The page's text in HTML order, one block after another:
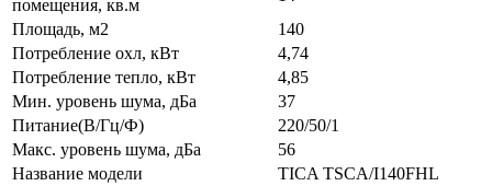
помещения, кв.м
Площадь, м2
140
Потребление охл, кВт
4,74
Потребление тепло, кВт
4,85
Мин. уровень шума, дБа
37
Питание(В/Гц/Ф)
220/50/1
Макс. уровень шума, дБа
56
Название модели
TICA TSCA/I140FHL